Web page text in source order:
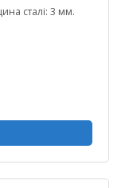
сталі: 3 мм.